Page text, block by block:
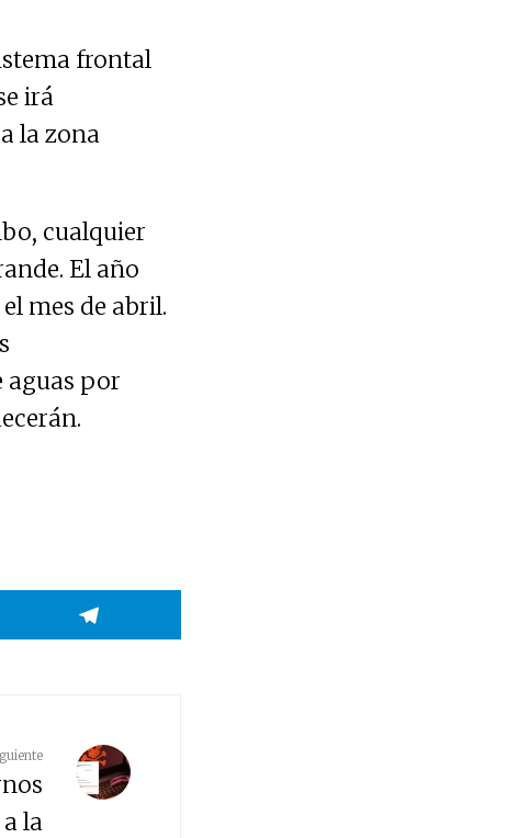
frontal
irá
la zona
cualquier
El año
mes de abril.
aguas por
la